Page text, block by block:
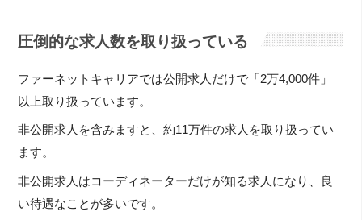
圧倒的な求人数を取り扱っている
ファーネットキャリアでは公開求人だけで「2万4,000件」
以上取り扱っています。
非公開求人を含みますと、約11万件の求人を取り扱ってい
ます。
非公開求人はコーディネーターだけが知る求人になり、良
い待遇なことが多いです。